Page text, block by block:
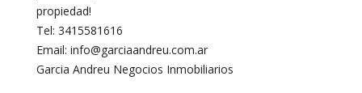
propiedad!
Tel: 3415581616
Email: info@garciaandreu.com.ar
Garcia Andreu Negocios Inmobiliarios